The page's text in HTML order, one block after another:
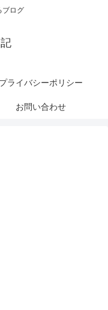
ブログ
プライバシーポリシー
お問い合わせ